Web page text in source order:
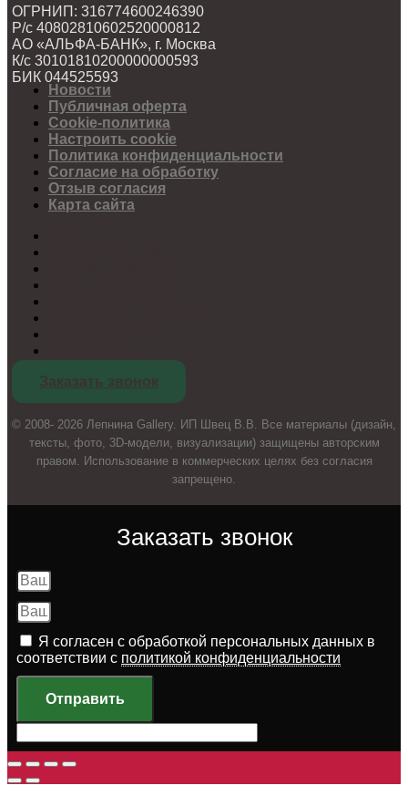
ОГРНИП: 316774600246390
Р/с 40802810602520000812
АО «АЛЬФА-БАНК», г. Москва
К/с 30101810200000000593
БИК 044525593
Новости
Публичная оферта
Cookie-политика
Настроить cookie
Политика конфиденциальности
Согласие на обработку
Отзыв согласия
Карта сайта
Заказать звонок
© 2008- 2026 Лепнина Gallery. ИП Швец В.В. Все материалы (дизайн,
тексты, фото, 3D-модели, визуализации) защищены авторским
правом. Использование в коммерческих целях без согласия
запрещено.
Заказать звонок
Я согласен с обработкой персональных данных в
соответствии с политикой конфиденциальности
Отправить